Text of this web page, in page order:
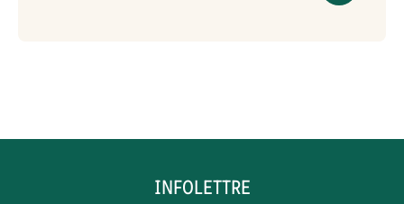
INFOLETTRE